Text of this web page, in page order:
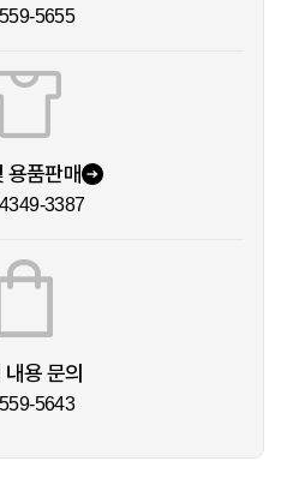
5655
용품판매
3387
용 문의
5643